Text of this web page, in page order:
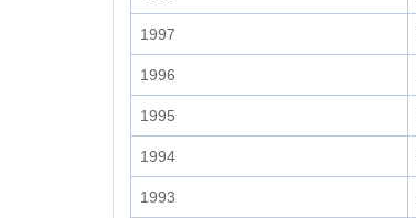
1997
1996
1995
1994
1993